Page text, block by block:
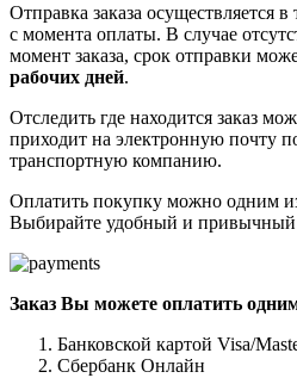
Отправка заказа осуществляется в
с момента оплаты. В случае
момент заказа, срок отправки
рабочих дней.
Отследить где находится заказ
приходит на электронную почту
транспортную компанию.
Оплатить покупку можно одним
Выбирайте удобный и привычный
Заказ Вы можете оплатить
Банковской картой Visa/
Сбербанк Онлайн